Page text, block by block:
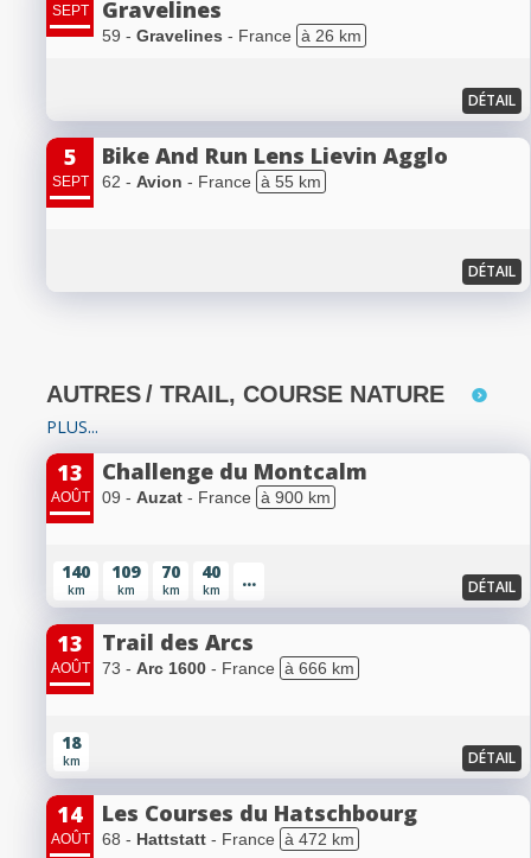
SEPT
Gravelines
59 - Gravelines - France à 26 km
DÉTAIL
5
SEPT
Bike And Run Lens Lievin Agglo
62 - Avion - France à 55 km
DÉTAIL
AUTRES/ TRAIL, COURSE NATURE
PLUS...
13
AOÛT
Challenge du Montcalm
09 - Auzat - France à 900 km
140
km
109
km
70
km
40
km ... DÉTAIL
13
AOÛT
Trail des Arcs
73 - Arc 1600 - France à 666 km
18
km DÉTAIL
14
AOÛT
Les Courses du Hatschbourg
68 - Hattstatt - France à 472 km